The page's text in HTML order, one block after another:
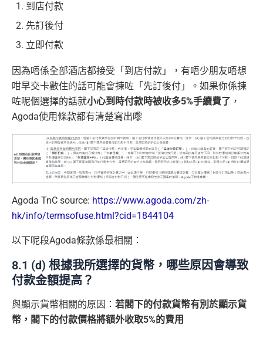
到店付款
先訂後付
立即付款
因為唔係全部酒店都接受「到店付款」，有唔少朋友唔想
咁早交卡數住的話可能會揀咗「先訂後付」。如果你係揀
咗呢個選擇的話就小心到時付款時被收多5%手續費了 ，
Agoda使用條款都有清楚寫出嚟
Agoda TnC source: https://www.agoda.com/zh-
hk/info/termsofuse.html?cid=1844104
以下呢段Agoda條款係最相關：
8.1 (d) 根據我所選擇的貨幣，哪些原因會導致
付款金額提高？
與顯示貨幣相關的原因： 若閣下的付款貨幣有別於顯示貨
幣，閣下的付款價格將額外收取5%的費用